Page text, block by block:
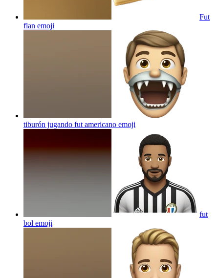
Fut
flan emoji
tiburón jugando fut americano emoji
fut
bol emoji